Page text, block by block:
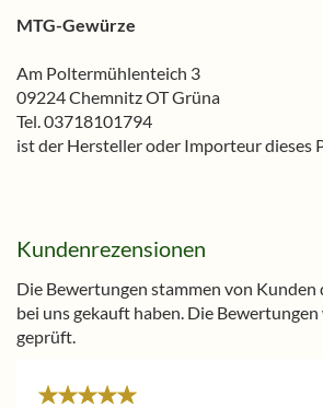
MTG-Gewürze
Am Poltermühlenteich 3
09224 Chemnitz OT Grüna
Tel. 03718101794
ist der Hersteller oder Importeur dieses
Kundenrezensionen
Die Bewertungen stammen von Kunden
bei uns gekauft haben. Die
geprüft.